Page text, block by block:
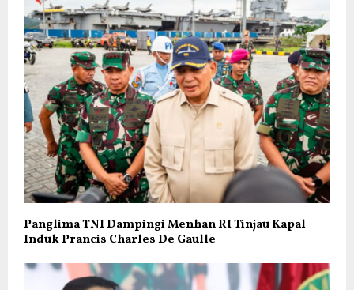
Panglima TNI Dampingi Menhan RI Tinjau Kapal
Induk Prancis Charles De Gaulle